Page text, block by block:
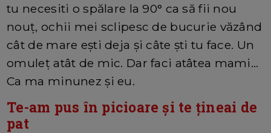
tu necesiti o spălare la 90° ca să fii nou
nouț, ochii mei sclipesc de bucurie văzând
cât de mare ești deja și câte ști tu face. Un
omuleț atât de mic. Dar faci atâtea mami...
Ca ma minunez și eu.
Te-am pus în picioare și te țineai de
pat